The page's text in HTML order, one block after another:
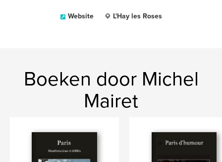
Website L'Hay les Roses
Boeken door Michel
Mairet